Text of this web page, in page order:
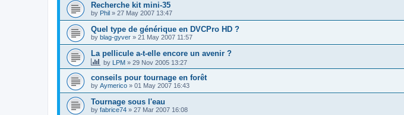
Recherche kit mini-35
by Phil » 27 May 2007 13:47
Quel type de générique en DVCPro HD ?
by blag-gyver » 21 May 2007 11:57
La pellicule a-t-elle encore un avenir ?
by LPM » 29 Nov 2005 13:27
conseils pour tournage en forêt
by Aymerico » 01 May 2007 16:43
Tournage sous l'eau
by fabrice74 » 27 Mar 2007 16:08